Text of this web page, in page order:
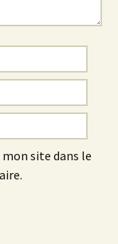
site dans le